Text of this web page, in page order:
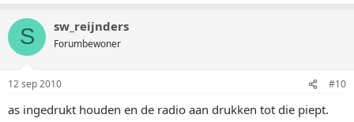
S sw_reijnders
Forumbewoner
12 sep 2010 #10
as ingedrukt houden en de radio aan drukken tot die piept.